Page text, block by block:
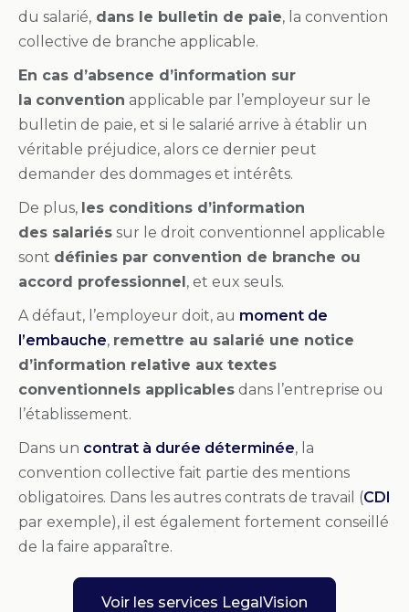
du salarié, dans le bulletin de paie, la convention
collective de branche applicable.
En cas d’absence d’information sur
la convention applicable par l’employeur sur le
bulletin de paie, et si le salarié arrive à établir un
véritable préjudice, alors ce dernier peut
demander des dommages et intérêts.
De plus, les conditions d’information
des salariés sur le droit conventionnel applicable
sont définies par convention de branche ou
accord professionnel, et eux seuls.
A défaut, l’employeur doit, au moment de
l’embauche, remettre au salarié une notice
d’information relative aux textes
conventionnels applicables dans l’entreprise ou
l’établissement.
Dans un contrat à durée déterminée, la
convention collective fait partie des mentions
obligatoires. Dans les autres contrats de travail (CDI
par exemple), il est également fortement conseillé
de la faire apparaître.
Voir les services LegalVision